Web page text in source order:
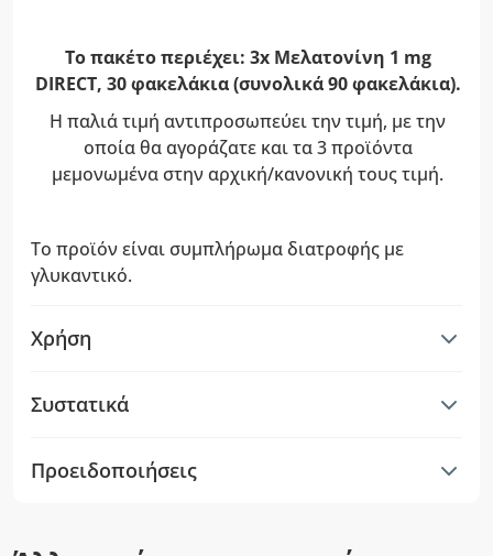
Το πακέτο περιέχει: 3x Μελατονίνη 1 mg
DIRECT, 30 φακελάκια (συνολικά 90 φακελάκια).
Η παλιά τιμή αντιπροσωπεύει την τιμή, με την
οποία θα αγοράζατε και τα 3 προϊόντα
μεμονωμένα στην αρχική/κανονική τους τιμή.
Το προϊόν είναι συμπλήρωμα διατροφής με
γλυκαντικό.
Χρήση
Συστατικά
Προειδοποιήσεις